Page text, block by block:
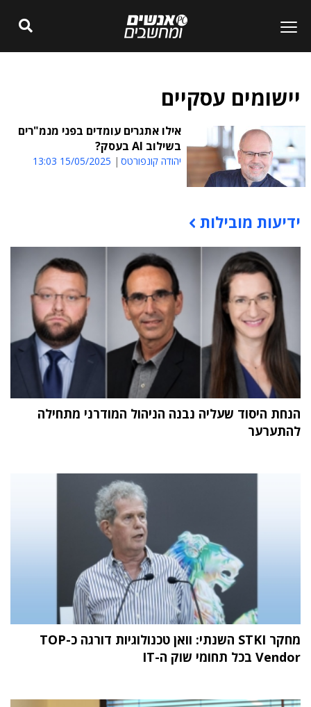
יישומים עסקיים
אילו אתגרים עומדים בפני מנמ"רים
בשילוב AI בעסק?
יהודה קונפורטס 15/05/2025 13:03
תוכן פרסומי
ידיעות מובילות
הנחת היסוד שעליה נבנה הניהול המודרני מתחילה
להתערער
מחקר STKI השנתי: וואן טכנולוגיות דורגה כ-TOP
Vendor בכל תחומי שוק ה-IT